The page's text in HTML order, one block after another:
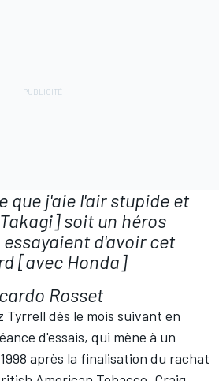
que j'aie l'air stupide et
soit un héros
d'avoir cet
[avec Honda]
Rosset
Tyrrell dès le mois suivant en
d'essais, qui mène à un
après la finalisation du rachat